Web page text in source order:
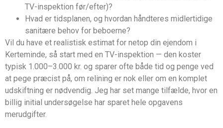
TV-inspektion før/efter)?
Hvad er tidsplanen, og hvordan håndteres midlertidige
sanitære behov for beboerne?
Vil du have et realistisk estimat for netop din ejendom i
Kerteminde, så start med en TV-inspektion — den koster
typisk 1.000–3.000 kr. og sparer ofte både tid og penge ved
at pege præcist på, om relining er nok eller om en komplet
udskiftning er nødvendig. Jeg har set mange tilfælde, hvor en
billig initial undersøgelse har sparet hele opgavens
merudgifter.